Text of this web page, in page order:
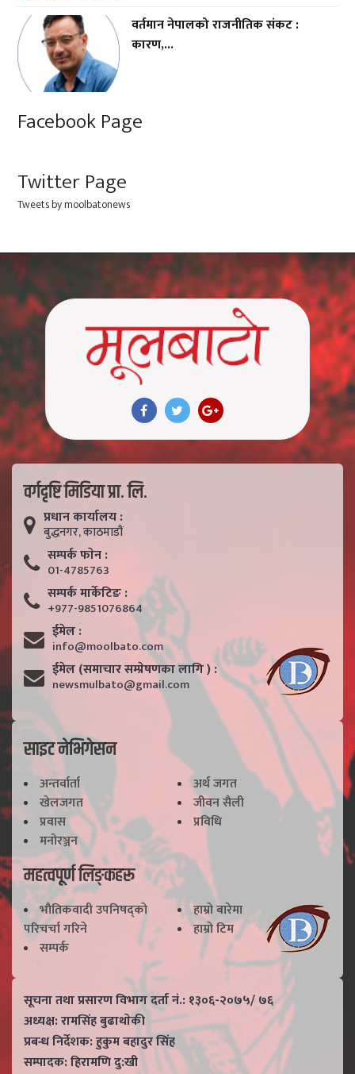
वर्तमान नेपालको राजनीतिक संकट :
कारण,...
Facebook Page
Twitter Page
Tweets by moolbatonews
वर्गदृष्टि मिडिया प्रा. लि.
प्रधान कार्यालय :
बुद्धनगर, काठमाडाैं
सम्पर्क फाेन :
01-4785763
सम्पर्क मार्केटिङ :
+977-9851076864
ईमेल :
info@moolbato.com
ईमेल (समाचार सम्प्रेषणका लागि ) :
newsmulbato@gmail.com
साइट नेभिगेसन
अन्तर्वार्ता
अर्थ जगत
खेलजगत
जीवन सैली
प्रवास
प्रविधि
मनोरञ्जन
महत्वपूर्ण लिङ्कहरू
भाैतिकवादी उपनिषद्काे
परिचर्चा गरिने
हाम्राे बारेमा
हाम्राे टिम
सम्पर्क
सूचना तथा प्रसारण विभाग दर्ता नं.: १३०६-२०७५/ ७६
अध्यक्ष: रामसिंह बुढाथाेकी
प्रबन्ध निर्देशक: हुकुम बहादुर सिंह
सम्पादक: हिरामणि दु:खी